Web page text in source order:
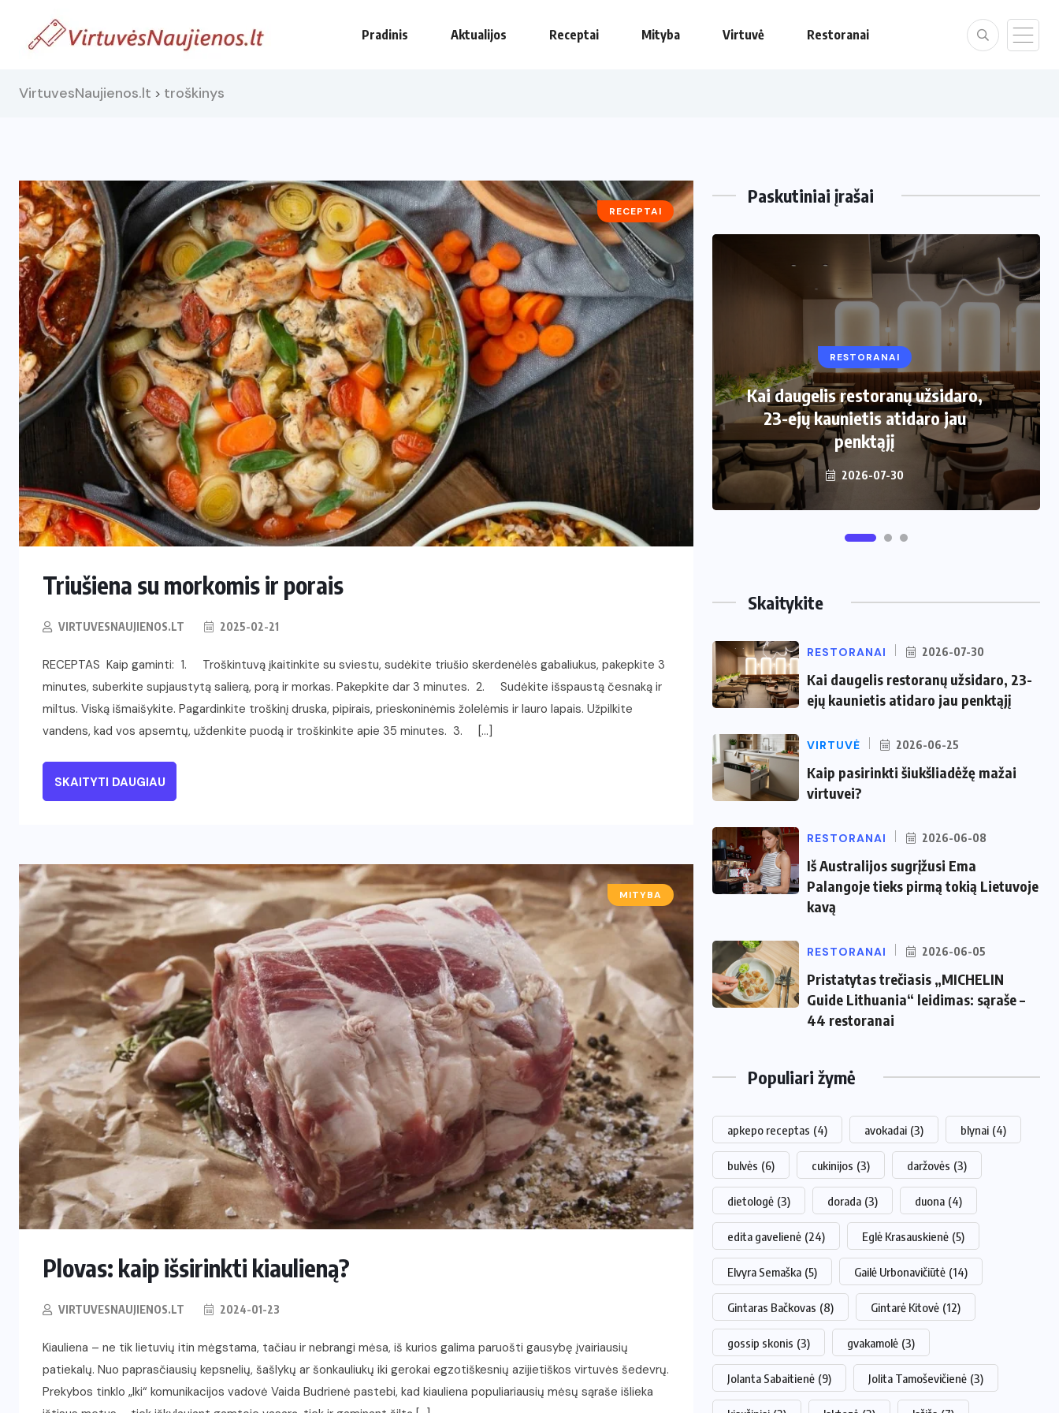
Pradinis Aktualijos Receptai Mityba Virtuvė Restoranai
VirtuvesNaujienos.lt > troškinys
RECEPTAI
Triušiena su morkomis ir porais
VIRTUVESNAUJIENOS.LT 2025-02-21
RECEPTAS Kaip gaminti: 1. Troškintuvą įkaitinkite su sviestu, sudėkite triušio skerdenėlės gabaliukus, pakepkite 3
minutes, suberkite supjaustytą salierą, porą ir morkas. Pakepkite dar 3 minutes. 2. Sudėkite išspaustą česnaką ir
miltus. Viską išmaišykite. Pagardinkite troškinį druska, pipirais, prieskoninėmis žolelėmis ir lauro lapais. Užpilkite
vandens, kad vos apsemtų, uždenkite puodą ir troškinkite apie 35 minutes. 3. […]
SKAITYTI DAUGIAU
MITYBA
Plovas: kaip išsirinkti kiaulieną?
VIRTUVESNAUJIENOS.LT 2024-01-23
Kiauliena – ne tik lietuvių itin mėgstama, tačiau ir nebrangi mėsa, iš kurios galima paruošti gausybę įvairiausių
patiekalų. Nuo paprasčiausių kepsnelių, šašlykų ar šonkauliukų iki gerokai egzotiškesnių azijietiškos virtuvės šedevrų.
Prekybos tinklo „Iki“ komunikacijos vadovė Vaida Budrienė pastebi, kad kiauliena populiariausių mėsų sąraše išlieka
Paskutiniai įrašai
RESTORANAI
Iš Australijos sugrįžusi Ema
Palangoje tieks pirmą tokią
Lietuvoje kavą ir arbatą
2026-06-08
RESTORANAI
Kai daugelis restoranų užsidaro,
23-ejų kaunietis atidaro jau
penktąjį
2026-07-30
Kaip pasirinkti šiukšliadėžę mažai
virtuvei?
2026-06-25
Skaitykite
RESTORANAI 2026-07-30
Kai daugelis restoranų užsidaro, 23-
ejų kaunietis atidaro jau penktąjį
VIRTUVĖ 2026-06-25
Kaip pasirinkti šiukšliadėžę mažai
virtuvei?
RESTORANAI 2026-06-08
Iš Australijos sugrįžusi Ema
Palangoje tieks pirmą tokią Lietuvoje
kavą
RESTORANAI 2026-06-05
Pristatytas trečiasis „MICHELIN
Guide Lithuania“ leidimas: sąraše –
44 restoranai
Populiari žymė
apkepo receptas (4) avokadai (3) blynai (4)
bulvės (6) cukinijos (3) daržovės (3)
dietologė (3) dorada (3) duona (4)
edita gavelienė (24) Eglė Krasauskienė (5)
Elvyra Semaška (5) Gailė Urbonavičiūtė (14)
Gintaras Bačkovas (8) Gintarė Kitovė (12)
gossip skonis (3) gvakamolė (3)
Jolanta Sabaitienė (9) Jolita Tamoševičienė (3)